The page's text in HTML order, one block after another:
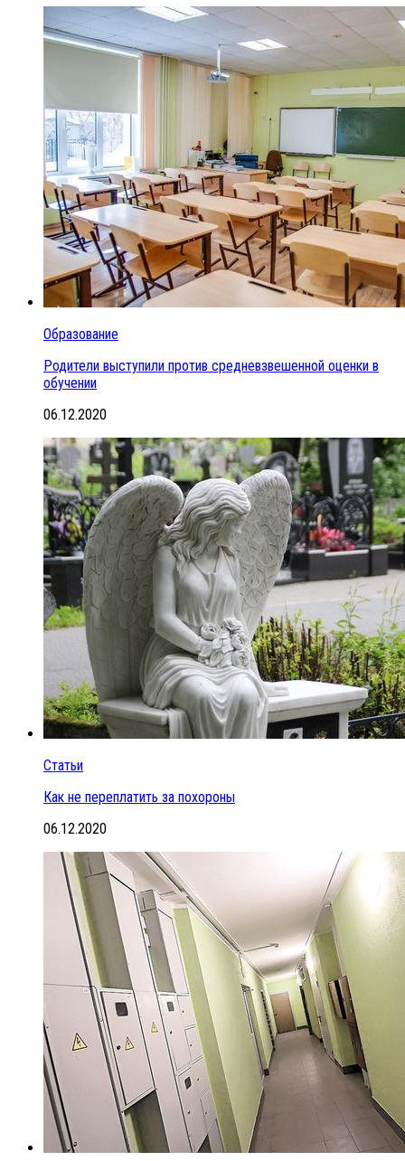
Образование
Родители выступили против средневзвешенной оценки в
обучении
06.12.2020
Статьи
Как не переплатить за похороны
06.12.2020